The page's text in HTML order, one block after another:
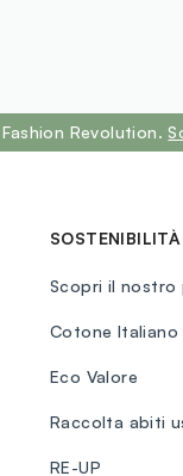
Revolution.
SOSTENIBILITÀ
Scopri il nostro
Cotone Italiano
Eco Valore
Raccolta abiti
RE-UP